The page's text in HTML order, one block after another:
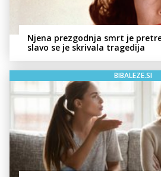
Njena prezgodnja smrt je
slavo se je skrivala tragedija
BIBALEZE.SI